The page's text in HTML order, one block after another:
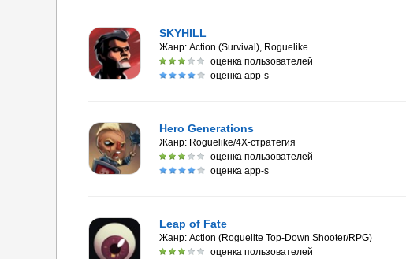
SKYHILL
Жанр: Action (Survival), Roguelike
оценка пользователей
оценка app-s
Hero Generations
Жанр: Roguelike/4X-стратегия
оценка пользователей
оценка app-s
Leap of Fate
Жанр: Action (Roguelite Top-Down Shooter/RPG)
оценка пользователей